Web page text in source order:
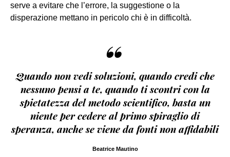
serve a evitare che l’errore, la suggestione o la
disperazione mettano in pericolo chi è in difficoltà.
“
Quando non vedi soluzioni, quando credi che
nessuno pensi a te, quando ti scontri con la
spietatezza del metodo scientifico, basta un
niente per cedere al primo spiraglio di
speranza, anche se viene da fonti non affidabili
Beatrice Mautino